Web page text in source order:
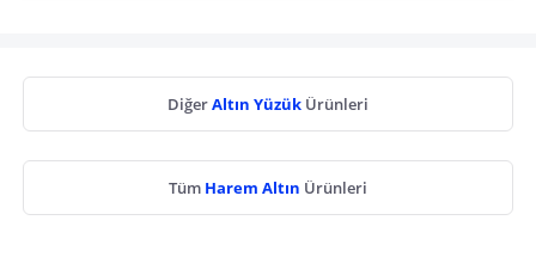
DiğerAltın Yüzük Ürünleri
Tüm Harem Altın Ürünleri